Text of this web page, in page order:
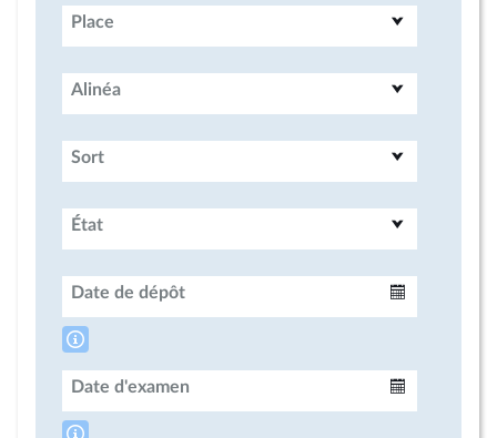
Place
Alinéa
Sort
État
Date de dépôt
Date d'examen